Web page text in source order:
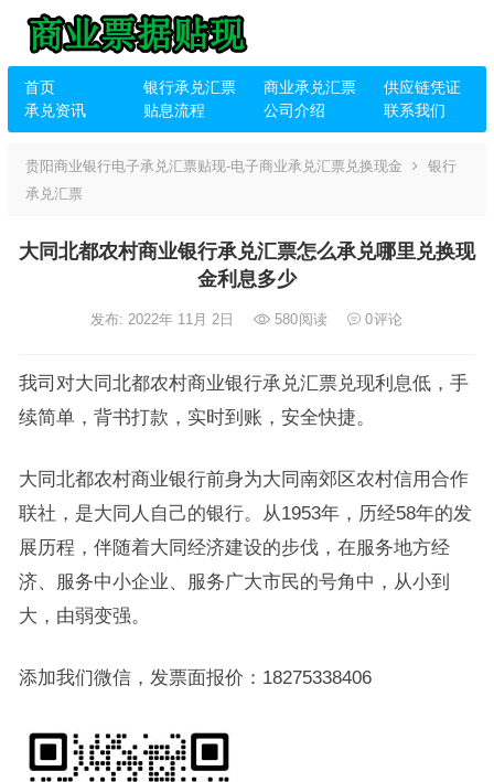
首页 银行承兑汇票 商业承兑汇票
供应链凭证
承兑资讯
贴息流程 公司介绍 联系我们
贵阳商业银行电子承兑汇票贴现-电子商业承兑汇票兑换现金
银行
承兑汇票
大同北都农村商业银行承兑汇票怎么承兑哪里兑换现
金利息多少
发布: 2022年 11月 2日 580阅读 0评论
我司对大同北都农村商业银行承兑汇票兑现利息低，手
续简单，背书打款，实时到账，安全快捷。
大同北都农村商业银行前身为大同南郊区农村信用合作
联社，是大同人自己的银行。从1953年，历经58年的发
展历程，伴随着大同经济建设的步伐，在服务地方经
济、服务中小企业、服务广大市民的号角中，从小到
大，由弱变强。
添加我们微信，发票面报价：18275338406